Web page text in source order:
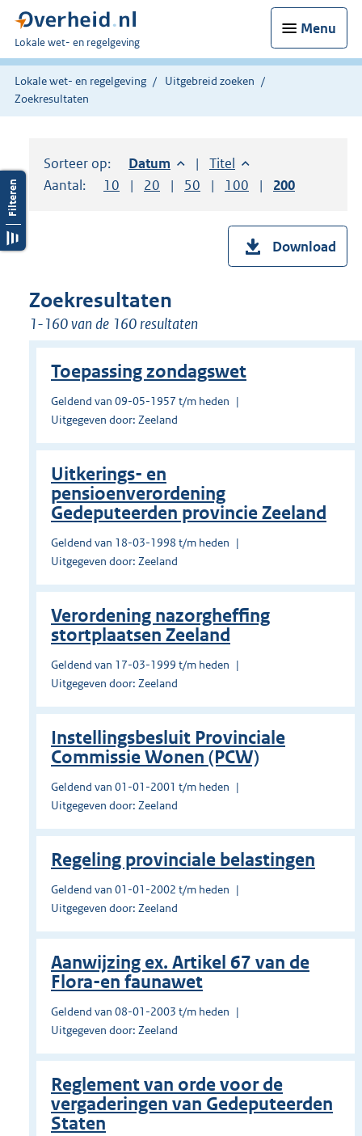
Menu
U
bent
hier:
Lokale wet- en regelgeving
Lokale wet- en regelgeving
Uitgebreid zoeken
Zoekresultaten
Sorteer op: Sorteer op:
Datum aflopendSorteer op:
Titel oplopend
Aantal:
Toon
10 resultaten per pagina
Toon
20 resultaten per pagina
Toon
50 resultaten per pagina
Toon
100 resultaten per
Toon
200
Download
Zoekresultaten
1-160 van de 160 resultaten
Toepassing zondagswet
Geldend van 09-05-1957 t/m heden
Uitgegeven door: Zeeland
Uitkerings- en
pensioenverordening
Gedeputeerden provincie Zeeland
Geldend van 18-03-1998 t/m heden
Uitgegeven door: Zeeland
Verordening nazorgheffing
stortplaatsen Zeeland
Geldend van 17-03-1999 t/m heden
Uitgegeven door: Zeeland
Instellingsbesluit Provinciale
Commissie Wonen (PCW)
Geldend van 01-01-2001 t/m heden
Uitgegeven door: Zeeland
Regeling provinciale belastingen
Geldend van 01-01-2002 t/m heden
Uitgegeven door: Zeeland
Aanwijzing ex. Artikel 67 van de
Flora-en faunawet
Geldend van 08-01-2003 t/m heden
Uitgegeven door: Zeeland
Reglement van orde voor de
vergaderingen van Gedeputeerden
Staten